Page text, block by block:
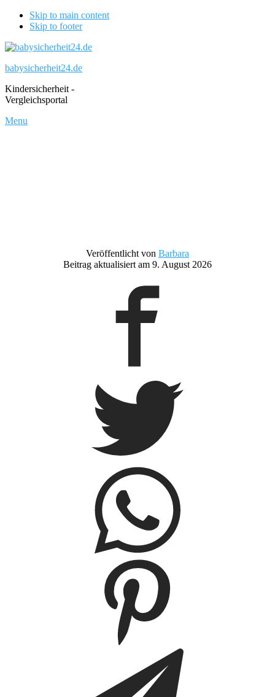
Skip to main content
Skip to footer
babysicherheit24.de
Kindersicherheit -
Vergleichsportal
Menu
Veröffentlicht von Barbara
Beitrag aktualisiert am 9. August 2026